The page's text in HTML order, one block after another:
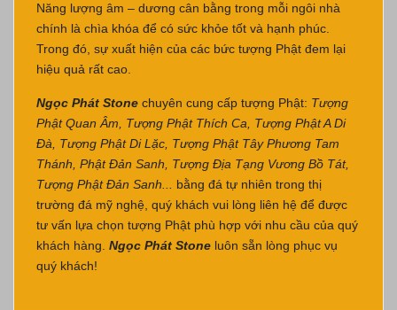
Năng lượng âm – dương cân bằng trong mỗi ngôi nhà
chính là chìa khóa để có sức khỏe tốt và hạnh phúc.
Trong đó, sự xuất hiện của các bức tượng Phật đem lại
hiệu quả rất cao.
Ngọc Phát Stone chuyên cung cấp tượng Phật: Tượng
Phật Quan Âm, Tượng Phật Thích Ca, Tượng Phật A Di
Đà, Tượng Phật Di Lặc, Tượng Phật Tây Phương Tam
Thánh, Phật Đản Sanh, Tượng Địa Tạng Vương Bồ Tát,
Tượng Phật Đản Sanh... bằng đá tự nhiên trong thị
trường đá mỹ nghệ, quý khách vui lòng liên hệ để được
tư vấn lựa chọn tượng Phật phù hợp với nhu cầu của quý
khách hàng. Ngọc Phát Stone luôn sẵn lòng phục vụ
quý khách!